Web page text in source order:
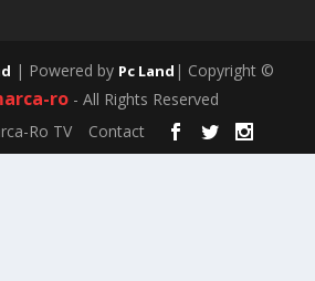
| Powered by Pc Land | Copyright ©
ro - All Rights Reserved
Ro TV Contact